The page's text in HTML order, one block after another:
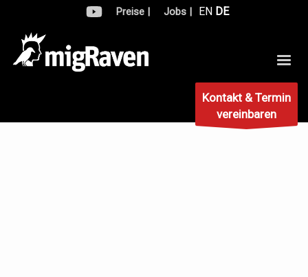
Preise | Jobs | EN DE
Kontakt & Termin
vereinbaren